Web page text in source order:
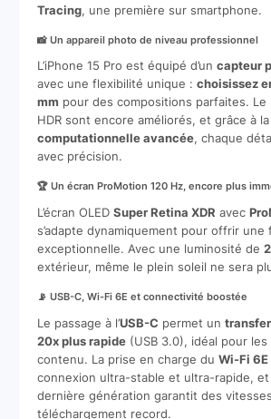
Tracing, une première sur smartphone.
📸 Un appareil photo de niveau professionnel
L’iPhone 15 Pro est équipé d’un capteur
avec une flexibilité unique : choisissez
mm pour des compositions parfaites.
HDR sont encore améliorés, et grâce à la
computationnelle avancée, chaque
avec précision.
🏆 Un écran ProMotion 120 Hz, encore plus
L’écran OLED Super Retina XDR avec
s’adapte dynamiquement pour offrir une
exceptionnelle. Avec une luminosité de
extérieur, même le plein soleil ne sera
📡 USB-C, Wi-Fi 6E et connectivité boostée
Le passage à l’USB-C permet un
20x plus rapide(USB 3.0), idéal pour les
contenu. La prise en charge du Wi-Fi 6E
connexion ultra-stable et ultra-rapide, et
dernière génération garantit des
téléchargement record.